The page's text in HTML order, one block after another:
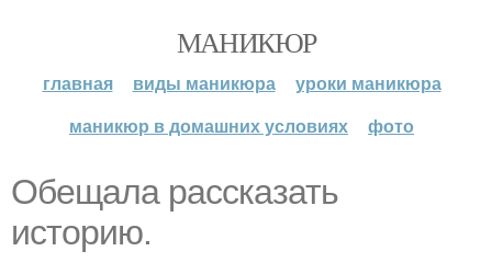
МАНИКЮР
главная виды маникюра
уроки маникюра
маникюр в домашних условиях
фото
Обещала рассказать
историю.